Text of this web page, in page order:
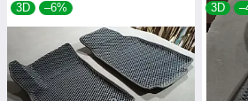
3D –6% 3D